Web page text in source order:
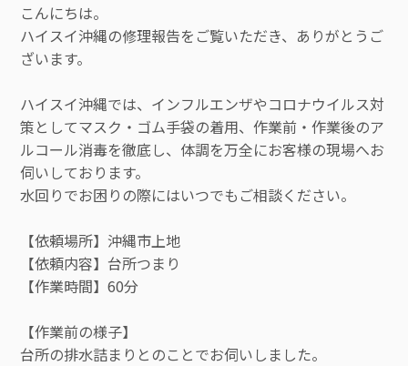
こんにちは。
ハイスイ沖縄の修理報告をご覧いただき、ありがとうご
ざいます。
ハイスイ沖縄では、インフルエンザやコロナウイルス対
策としてマスク・ゴム手袋の着用、作業前・作業後のア
ルコール消毒を徹底し、体調を万全にお客様の現場へお
伺いしております。
水回りでお困りの際にはいつでもご相談ください。
【依頼場所】沖縄市上地
【依頼内容】台所つまり
【作業時間】60分
【作業前の様子】
台所の排水詰まりとのことでお伺いしました。